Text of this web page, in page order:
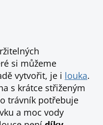
si můžeme
vytvořit, je i louka.
s krátce střiženým
trávník potřebuje
a moc vody